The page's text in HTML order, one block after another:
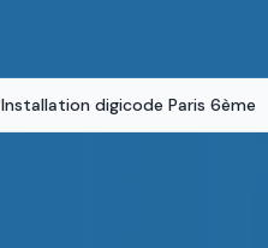
Installation digicode Paris 6ème